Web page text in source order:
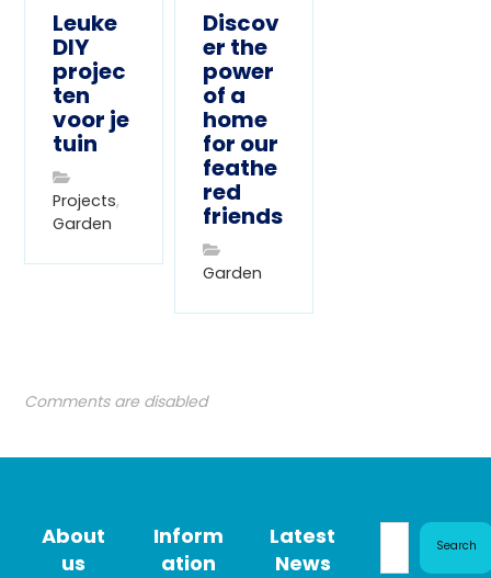
Leuke
DIY
projec
ten
voor je
tuin
Projects,
Garden
Discov
er the
power
of a
home
for our
feathe
red
friends
Garden
Comments are disabled
About
us
Inform
ation
Latest
News
Search